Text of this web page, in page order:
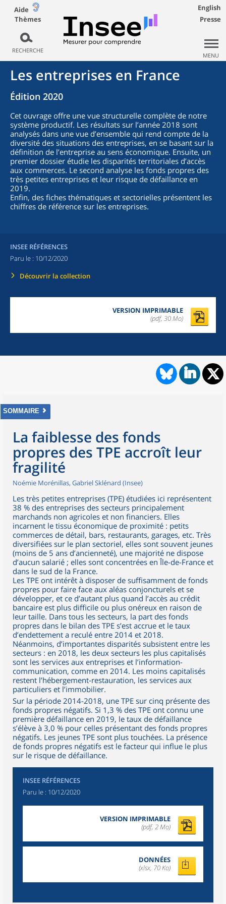
Aide
Thèmes
RECHERCHE
English
Presse
MENU
Les entreprises en France
Édition 2020
Cet ouvrage offre une vue structurelle complète de notre
système productif. Les résultats sur l’année 2018 sont
analysés dans une vue d’ensemble qui rend compte de la
diversité des situations des entreprises, en se basant sur la
définition de l’entreprise au sens économique. Ensuite, un
premier dossier étudie les disparités territoriales d’accès
aux commerces. Le second analyse les fonds propres des
très petites entreprises et leur risque de défaillance en
2019.
Enfin, des fiches thématiques et sectorielles présentent les
chiffres de référence sur les entreprises.
INSEE RÉFÉRENCES
Paru le : 10/12/2020
Découvrir la collection
VERSION IMPRIMABLE
(pdf, 30 Mo)
SOMMAIRE
La faiblesse des fonds
propres des TPE accroît leur
fragilité
Noémie Morénillas, Gabriel Sklénard (Insee)
Les très petites entreprises (TPE) étudiées ici représentent
38 % des entreprises des secteurs principalement
marchands non agricoles et non financiers. Elles
incarnent le tissu économique de proximité : petits
commerces de détail, bars, restaurants, garages, etc. Très
diversifiées sur le plan sectoriel, elles sont souvent jeunes
(moins de 5 ans d’ancienneté), une majorité ne dispose
d’aucun salarié ; elles sont concentrées en Île-de-France et
dans le sud de la France.
Les TPE ont intérêt à disposer de suffisamment de fonds
propres pour faire face aux aléas conjoncturels et se
développer, et ce d’autant plus quand l’accès au crédit
bancaire est plus difficile ou plus onéreux en raison de
leur taille. Dans tous les secteurs, la part des fonds
propres dans le bilan des TPE s’est accrue et le taux
d’endettement a reculé entre 2014 et 2018.
Néanmoins, d’importantes disparités subsistent entre les
secteurs : en 2018, les deux secteurs les plus capitalisés
sont les services aux entreprises et l’information-
communication, comme en 2014. Les moins capitalisés
restent l’hébergement-restauration, les services aux
particuliers et l’immobilier.
Sur la période 2014-2018, une TPE sur cinq présente des
fonds propres négatifs. Si 1,3 % des TPE ont connu une
première défaillance en 2019, le taux de défaillance
s’élève à 3,0 % pour celles présentant des fonds propres
négatifs. Les jeunes TPE sont plus touchées. La présence
de fonds propres négatifs est le facteur qui influe le plus
sur le risque de défaillance.
INSEE RÉFÉRENCES
Paru le : 10/12/2020
VERSION IMPRIMABLE
(pdf, 2 Mo)
DONNÉES
(xlsx, 70 Ko)